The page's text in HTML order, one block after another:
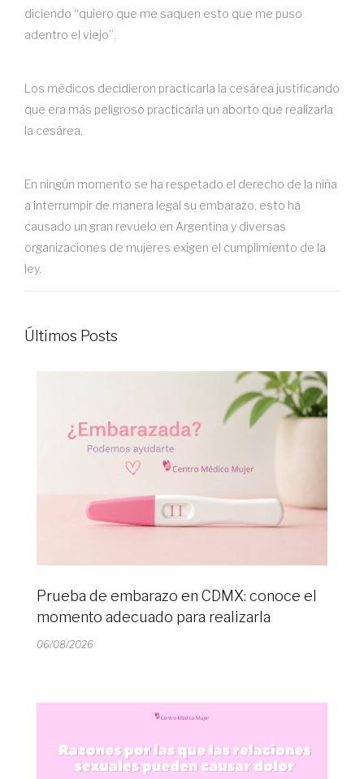
diciendo “quiero que me saquen esto que me puso
adentro el viejo”.
Los médicos decidieron practicarla la cesárea justificando
que era más peligroso practicarla un aborto que realizarla
la cesárea.
En ningún momento se ha respetado el derecho de la niña
a interrumpir de manera legal su embarazo, esto ha
causado un gran revuelo en Argentina y diversas
organizaciones de mujeres exigen el cumplimiento de la
ley.
Últimos Posts
Prueba de embarazo en CDMX: conoce el
momento adecuado para realizarla
06/08/2026